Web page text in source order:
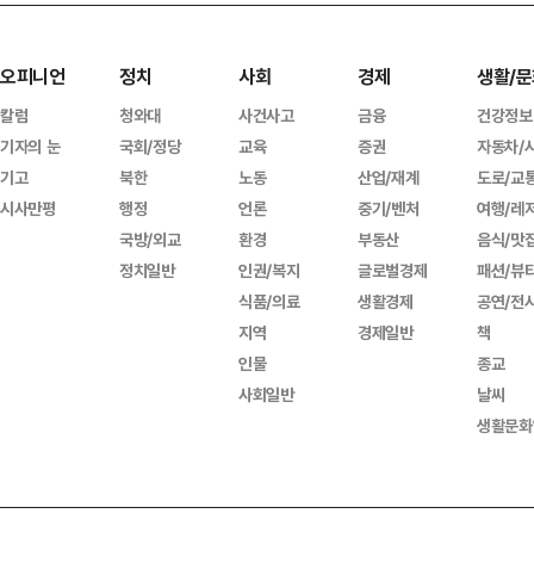
오피니언
칼럼
기자의 눈
기고
시사만평
정치
청와대
국회/정당
북한
행정
국방/외교
정치일반
사회
사건사고
교육
노동
언론
환경
인권/복지
식품/의료
지역
인물
사회일반
경제
금융
증권
산업/재계
중기/벤처
부동산
글로벌경제
생활경제
경제일반
생활/
건강정보
자동차/
도로/교
여행/레
음식/맛
패션/뷰
공연/전
책
종교
날씨
생활문